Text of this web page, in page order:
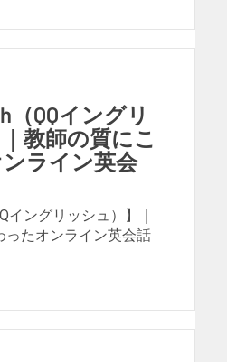
（QQイングリ
教師の質にこ
ライン英会
イングリッシュ）】｜
ったオンライン英会話